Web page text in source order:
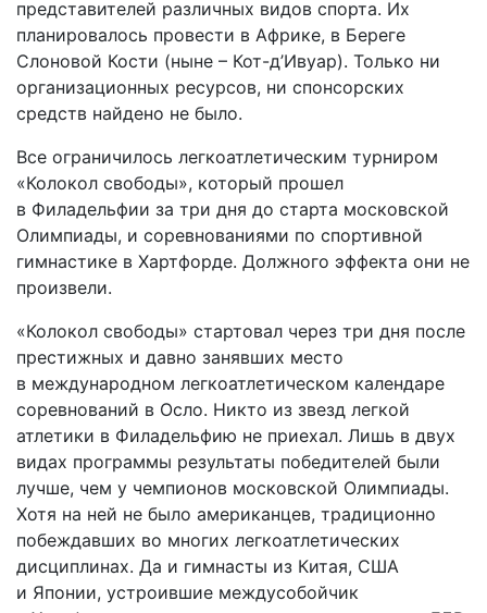
представителей различных видов спорта. Их
планировалось провести в Африке, в Береге
Слоновой Кости (ныне – Кот-д’Ивуар). Только ни
организационных ресурсов, ни спонсорских
средств найдено не было.
Все ограничилось легкоатлетическим турниром
«Колокол свободы», который прошел
в Филадельфии за три дня до старта московской
Олимпиады, и соревнованиями по спортивной
гимнастике в Хартфорде. Должного эффекта они не
произвели.
«Колокол свободы» стартовал через три дня после
престижных и давно занявших место
в международном легкоатлетическом календаре
соревнований в Осло. Никто из звезд легкой
атлетики в Филадельфию не приехал. Лишь в двух
видах программы результаты победителей были
лучше, чем у чемпионов московской Олимпиады.
Хотя на ней не было американцев, традиционно
побеждавших во многих легкоатлетических
дисциплинах. Да и гимнасты из Китая, США
и Японии, устроившие междусобойчик